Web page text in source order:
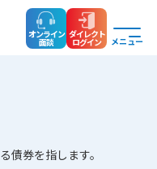
オンライン
面談
ダイレクト
ログイン メニュー
債券を指します。